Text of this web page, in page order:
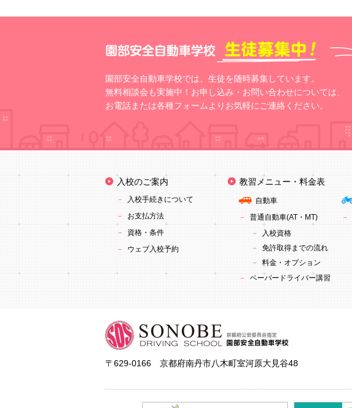
園部安全自動車学校では、生徒を随時募集しています。
無料相談会も実施中！お申し込み・お問い合わせについては、
お電話または各種フォームよりお気軽にご連絡ください。
入校のご案内
入校手続きについて
お支払方法
資格・条件
ウェブ入校予約
教習メニュー・料金表
自動車
普通自動車(AT・MT)
入校資格
免許取得までの流れ
料金・オプション
ペーパードライバー講習
〒629-0166 京都府南丹市八木町室河原大見谷48